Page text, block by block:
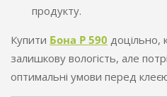
продукту.
Купити Бона Р 590 доцільно,
залишкову вологість, але
оптимальні умови перед